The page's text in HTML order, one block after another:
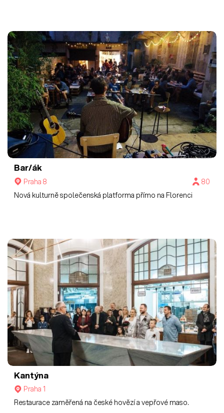
Bar/ák
Praha 8
80
Nová kulturně společenská platforma přímo na Florenci
Kantýna
Praha 1
Restaurace zaměřená na české hovězí a vepřové maso.